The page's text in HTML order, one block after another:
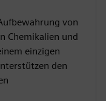
von
Chemikalien und
einzigen
den